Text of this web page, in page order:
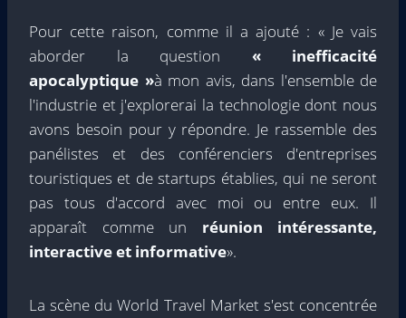
Pour cette raison, comme il a ajouté : « Je vais
aborder la question « inefficacité
apocalyptique »à mon avis, dans l'ensemble de
l'industrie et j'explorerai la technologie dont nous
avons besoin pour y répondre. Je rassemble des
panélistes et des conférenciers d'entreprises
touristiques et de startups établies, qui ne seront
pas tous d'accord avec moi ou entre eux. Il
apparaît comme un réunion intéressante,
interactive et informative».
La scène du World Travel Market s'est concentrée